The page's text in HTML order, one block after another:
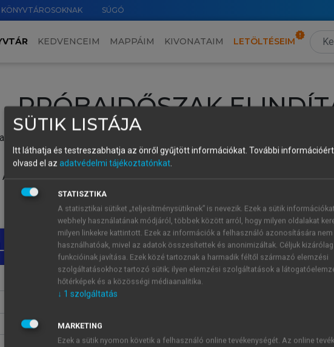
KÖNYVTÁROSOKNAK SÚGÓ
KEDVENCEIM MAPPÁIM KIVONATAIM LETÖLTÉSEIM
PRÓBAIDŐSZAK
megtekintéséhez lépj be a saját fiókoddal, iskolai azonosítóddal vagy
Új felhasználóként1 óra díjmentes hozzáférésrevagy
A próbaidőszak elindításához,
vagy hozz
A regisztráció után a
SAJÁT FIÓKKAL ÚJ FIÓK
1 óra
SÜTIK LISTÁJA
Itt láthatja és testreszabhatja az önről gyűjtött információkat. További
olvasd el az adatvédelmi tájékoztatónkat.
STATISZTIKA
A statisztikai sütiket „teljesítménysütiknek” is nevezik. Ezek a sütik
webhely használatának módjáról, többek között arról, hogy milyen oldalakat
milyen linkekre kattintott. Ezek az információk a felhasználó azonosítására nem
használhatóak, mivel az adatok összesítettek és anonimizáltak. Céljuk
funkcióinak javítása. Ezek közé tartoznak a harmadik féltől származó elemzési
szolgáltatásokhoz tartozó sütik; ilyen elemzési szolgáltatások a
hőtérképek és a közösségi médiaanalitika.
↓ 1 szolgáltatás
MARKETING
Ezek a sütik nyomon követik a felhasználó online tevékenységét. Az online